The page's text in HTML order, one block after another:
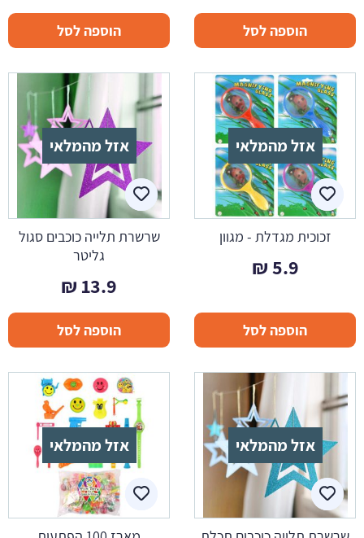
הוספה לסל הוספה לסל
אזל מהמלאי
זכוכית מגדלת - מגוון
5.9
₪
הוספה לסל
אזל מהמלאי
שרשרת תלייה כוכבים סגול
גליטר
13.9
₪
הוספה לסל
אזל מהמלאי אזל מהמלאי